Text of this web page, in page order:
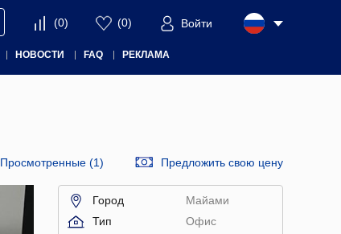
(0) (0) Войти
НОВОСТИ FAQ РЕКЛАМА
Просмотренные (1) Предложить свою цену
Город
Майами
Тип
Офис